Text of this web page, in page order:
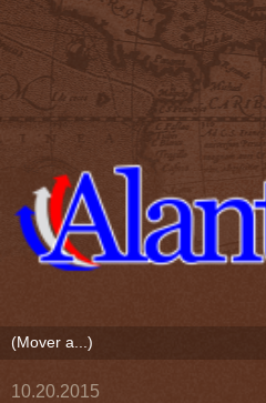
10.20.2015